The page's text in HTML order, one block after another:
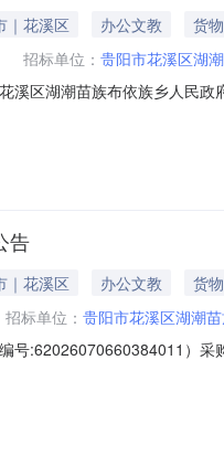
｜花溪区 办公文教
货物
招标单位： 贵阳市花溪区湖
溪区湖潮苗族布依族乡人民
服务要求或标的基本概
告
｜花溪区 办公文教
货物
招标单位： 贵阳市花溪区湖潮
号:62026070660384011）
市花溪区湖潮苗族布依族乡